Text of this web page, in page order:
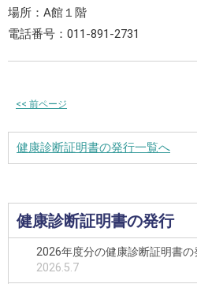
場所：A館１階
電話番号：011-891-2731
<< 前ページ
健康診断証明書の発行一覧へ
健康診断証明書の発行
2026年度分の健康診断証明書の
2026.5.7